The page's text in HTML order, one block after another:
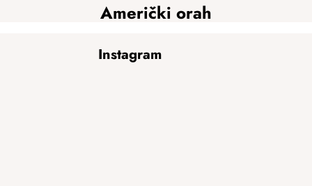
Američki orah
Instagram